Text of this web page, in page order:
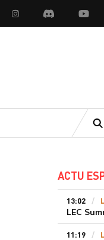
InstagramDiscord
ACTU
13:02
11:19